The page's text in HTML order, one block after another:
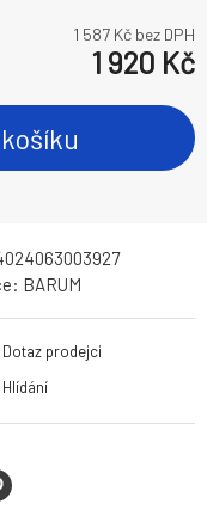
1 587 Kč bez DPH
1 920 Kč
BARUM
Dotaz prodejci
Hlídání